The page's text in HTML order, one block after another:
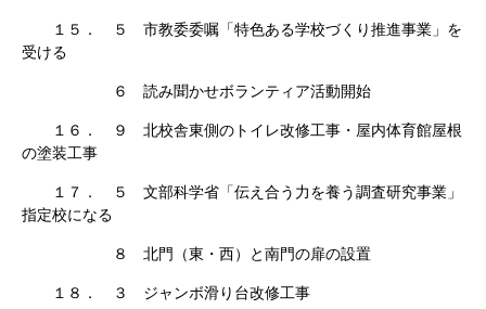
１５． ５ 市教委委嘱「特色ある学校づくり推進事業」を
受ける
６ 読み聞かせボランティア活動開始
１６． ９ 北校舎東側のトイレ改修工事・屋内体育館屋根
の塗装工事
１７． ５ 文部科学省「伝え合う力を養う調査研究事業」
指定校になる
８ 北門（東・西）と南門の扉の設置
１８． ３ ジャンボ滑り台改修工事